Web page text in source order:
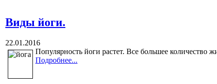
Виды йоги.
22.01.2016
Популярность йоги растет. Все большее количество
Подробнее...